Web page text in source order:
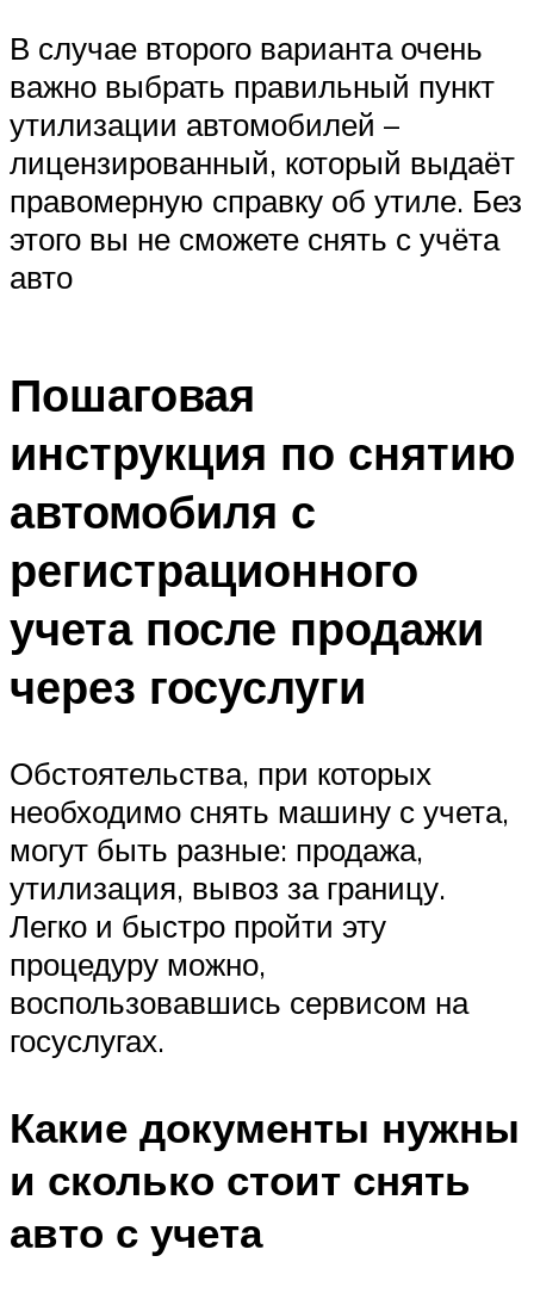
В случае второго варианта очень
важно выбрать правильный пункт
утилизации автомобилей –
лицензированный, который выдаёт
правомерную справку об утиле. Без
этого вы не сможете снять с учёта
авто
Пошаговая
инструкция по снятию
автомобиля с
регистрационного
учета после продажи
через госуслуги
Обстоятельства, при которых
необходимо снять машину с учета,
могут быть разные: продажа,
утилизация, вывоз за границу.
Легко и быстро пройти эту
процедуру можно,
воспользовавшись сервисом на
госуслугах.
Какие документы нужны
и сколько стоит снять
авто с учета